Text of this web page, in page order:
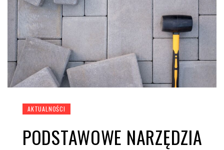
AKTUALNOŚCI
PODSTAWOWE NARZĘDZIA